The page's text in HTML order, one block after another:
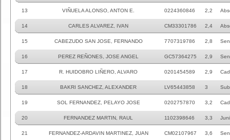
13 VIÑUELA ALONSO, ANTON E. 0224360846 2,2
14 CARLES ALVAREZ, IVAN CM33301786 2,4
15 CABEZUDO SAN JOSE, FERNANDO 7707319786 2,8
16 PEREZ REÑONES, JOSE ANGEL GC57364275 2,9
17 R. HUIDOBRO LIÑERO, ALVARO 0201454589 2,9
18 BAKRI SANCHEZ, ALEXANDER LV65443858 3
19 SOL FERNANDEZ, PELAYO JOSE 0202757870 3,2
20 FERNANDEZ MARTIN, RAUL 1102398646 3,3
21 FERNANDEZ-ARDAVIN MARTINEZ, JUAN CM02107967 3,6